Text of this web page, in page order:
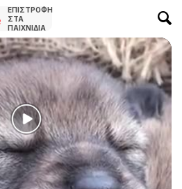
ΕΠΙΣΤΡΟΦΉ
ΣΤΑ
ΠΑΙΧΝΊΔΙΑ